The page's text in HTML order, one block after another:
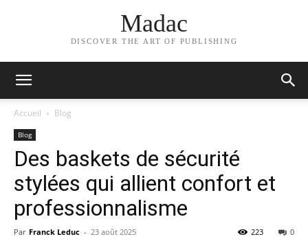
Madac
DISCOVER THE ART OF PUBLISHING
Accueil Blog
Blog
Des baskets de sécurité
stylées qui allient confort et
professionnalisme
Par Franck Leduc - 23 août 2025 0
223